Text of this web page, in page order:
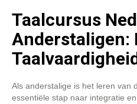
Taalcursus
Anderstaligen:
Als anderstalige is het leren van
essentiële stap naar integratie